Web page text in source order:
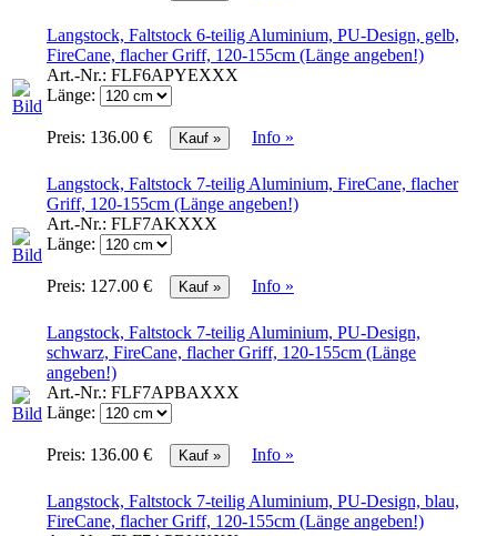
Langstock, Faltstock 6-teilig Aluminium, PU-Design, gelb,
FireCane, flacher Griff, 120-155cm (Länge angeben!)
Art.-Nr.: FLF6APYEXXX
Länge:
Preis: 136.00 € Info »
Langstock, Faltstock 7-teilig Aluminium, FireCane, flacher
Griff, 120-155cm (Länge angeben!)
Art.-Nr.: FLF7AKXXX
Länge:
Preis: 127.00 € Info »
Langstock, Faltstock 7-teilig Aluminium, PU-Design,
schwarz, FireCane, flacher Griff, 120-155cm (Länge
angeben!)
Art.-Nr.: FLF7APBAXXX
Länge:
Preis: 136.00 € Info »
Langstock, Faltstock 7-teilig Aluminium, PU-Design, blau,
FireCane, flacher Griff, 120-155cm (Länge angeben!)